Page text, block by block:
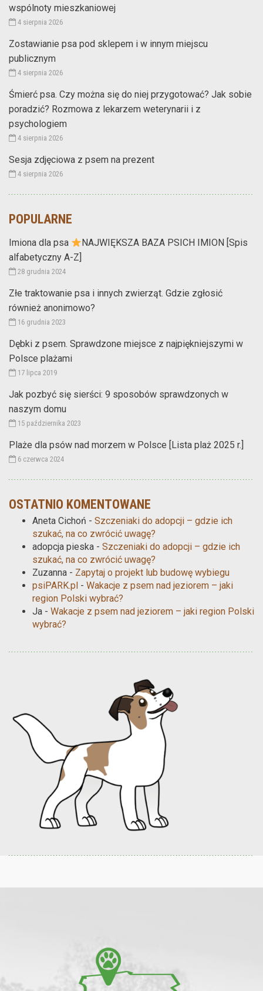
wspólnoty mieszkaniowej
4 sierpnia 2026
Zostawianie psa pod sklepem i w innym miejscu
publicznym
4 sierpnia 2026
Śmierć psa. Czy można się do niej przygotować? Jak sobie
poradzić? Rozmowa z lekarzem weterynarii i z
psychologiem
4 sierpnia 2026
Sesja zdjęciowa z psem na prezent
4 sierpnia 2026
POPULARNE
Imiona dla psa
NAJWIĘKSZA BAZA PSICH IMION [Spis
alfabetyczny A-Z]
28 grudnia 2024
Złe traktowanie psa i innych zwierząt. Gdzie zgłosić
również anonimowo?
16 grudnia 2023
Dębki z psem. Sprawdzone miejsce z najpiękniejszymi w
Polsce plażami
17 lipca 2019
Jak pozbyć się sierści: 9 sposobów sprawdzonych w
naszym domu
15 października 2023
Plaże dla psów nad morzem w Polsce [Lista plaż 2025 r.]
6 czerwca 2024
OSTATNIO KOMENTOWANE
Aneta Cichoń - Szczeniaki do adopcji – gdzie ich
szukać, na co zwrócić uwagę?
adopcja pieska - Szczeniaki do adopcji – gdzie ich
szukać, na co zwrócić uwagę?
Zuzanna - Zapytaj o projekt lub budowę wybiegu
psiPARK.pl - Wakacje z psem nad jeziorem – jaki
region Polski wybrać?
Ja - Wakacje z psem nad jeziorem – jaki region Polski
wybrać?